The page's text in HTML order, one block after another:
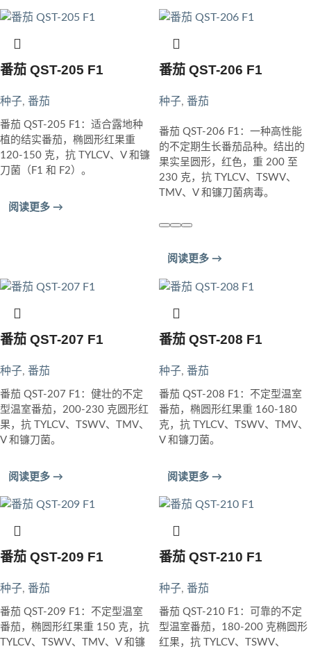
番茄 QST-205 F1
种子, 番茄
番茄 QST-205 F1：适合露地种
植的结实番茄，椭圆形红果重
120-150 克，抗 TYLCV、V 和镰
刀菌（F1 和 F2）。
阅读更多 →
番茄 QST-206 F1
种子, 番茄
番茄 QST-206 F1：一种高性能
的不定期生长番茄品种。结出的
果实呈圆形，红色，重 200 至
230 克，抗 TYLCV、TSWV、
TMV、V 和镰刀菌病毒。
阅读更多 →
番茄 QST-207 F1
种子, 番茄
番茄 QST-207 F1：健壮的不定
型温室番茄，200-230 克圆形红
果，抗 TYLCV、TSWV、TMV、
V 和镰刀菌。
阅读更多 →
番茄 QST-208 F1
种子, 番茄
番茄 QST-208 F1：不定型温室
番茄，椭圆形红果重 160-180
克，抗 TYLCV、TSWV、TMV、
V 和镰刀菌。
阅读更多 →
番茄 QST-209 F1
种子, 番茄
番茄 QST-209 F1：不定型温室
番茄，椭圆形红果重 150 克，抗
TYLCV、TSWV、TMV、V 和镰
番茄 QST-210 F1
种子, 番茄
番茄 QST-210 F1：可靠的不定
型温室番茄，180-200 克椭圆形
红果，抗 TYLCV、TSWV、